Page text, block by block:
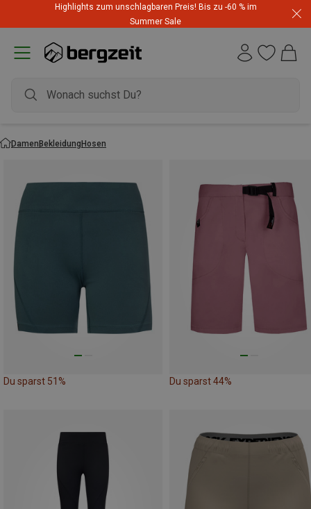
Highlights zum unschlagbaren Preis! Bis zu -60 % im
Summer Sale
DamenBekleidungHosen
Du sparst 51% Du sparst 44%